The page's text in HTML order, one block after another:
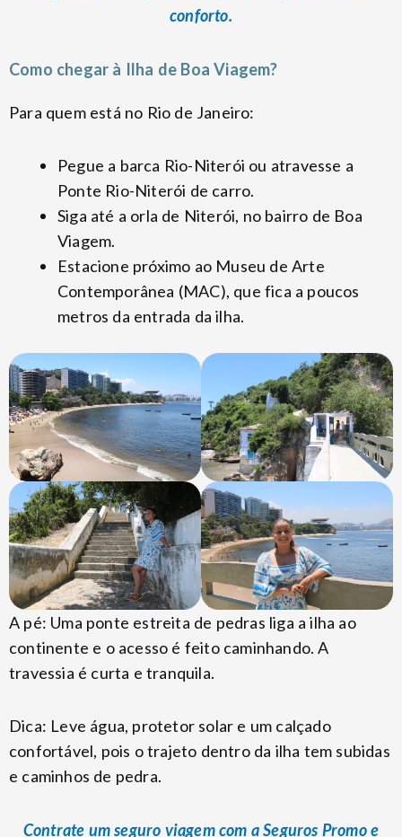
conforto.
Como chegar à Ilha de Boa Viagem?
Para quem está no Rio de Janeiro:
Pegue a barca Rio-Niterói ou atravesse a
Ponte Rio-Niterói de carro.
Siga até a orla de Niterói, no bairro de Boa
Viagem.
Estacione próximo ao Museu de Arte
Contemporânea (MAC), que fica a poucos
metros da entrada da ilha.
A pé: Uma ponte estreita de pedras liga a ilha ao
continente e o acesso é feito caminhando. A
travessia é curta e tranquila.
Dica: Leve água, protetor solar e um calçado
confortável, pois o trajeto dentro da ilha tem subidas
e caminhos de pedra.
Contrate um seguro viagem com a Seguros Promo e